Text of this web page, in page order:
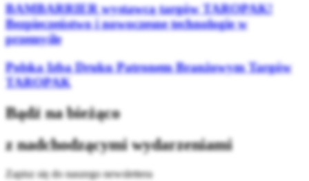
BAMBARRIER wystawcą targów TAROPAK!
Bezpieczeństwo i nowoczesne technologie w
przemyśle
Polska Izba Druku Patronem Branżowym Targów
TAROPAK
Bądź na bieżąco
z nadchodzącymi wydarzeniami
Zapisz się do naszego newslettera